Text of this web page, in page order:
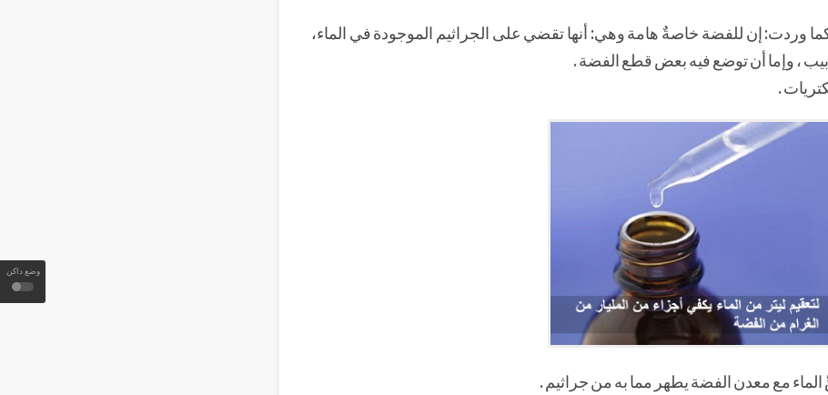
وضع داكن
كما وردت: إن للفضة خاصةٌ هامة وهي: أنها تقضي على الجراثيم الموجودة في الماء،
، وإما أن توضع فيه بعض قطع الفضة .
.
مع معدن الفضة يطهر مما به من جراثيم .